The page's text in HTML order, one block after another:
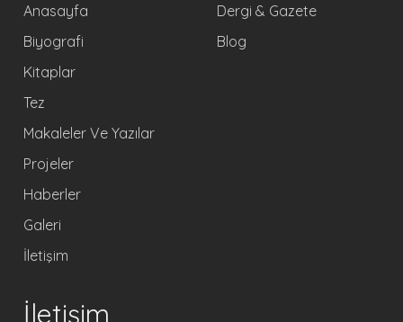
Anasayfa
Biyografi
Kitaplar
Tez
Makaleler Ve Yazılar
Projeler
Haberler
Galeri
İletişim
Dergi & Gazete
Blog
İletişim